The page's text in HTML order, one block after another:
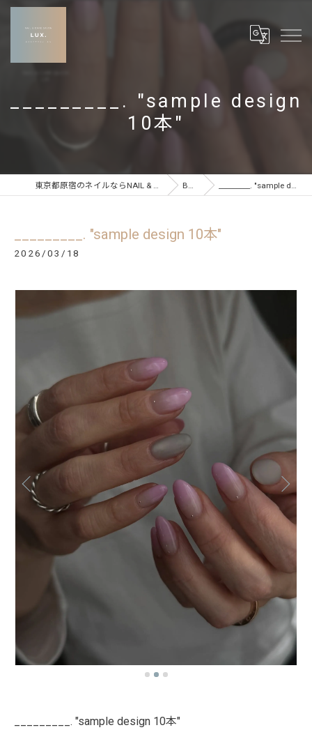
_________. "sample design
10本"
東京都原宿のネイルならNAIL & CARE SALON LUX BLOG _________. "sample design 10本"
_________. "sample design 10本"
2026/03/18
_________. "sample design 10本"